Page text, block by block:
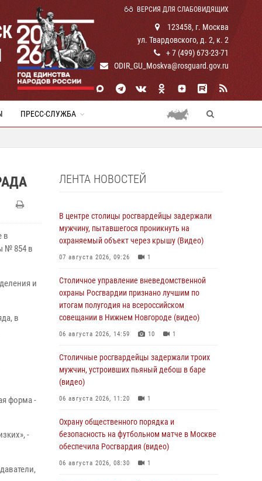
ВЕРСИЯ ДЛЯ СЛАБОВИДЯЩИХ
123458, г. Москва
ул. Твардовского, д. 2, к. 2
+ 7 (499) 673-23-71
ODIR_GU_Moskva@rosguard.gov.ru
ПРЕСС-СЛУЖБА
в
№ 854 в
и
в
форма -
-
ЛЕНТА НОВОСТЕЙ
В центре столицы росгвардейцы задержали
мужчину, пытавшегося проникнуть на
охраняемый объект через крышу (Видео)
07 августа 2026, 09:26 1
Столичное управление вневедомственной
охраны Росгвардии признано лучшим по
итогам полугодия на всероссийском
совещании в Нижнем Новгороде (видео)
06 августа 2026, 14:59 10 1
Столичные росгвардейцы задержали троих
мужчин, устроивших пьяный дебош в баре
(видео)
06 августа 2026, 11:20 1
Охрану общественного порядка и
безопасность на футбольном матче в Москве
обеспечила Росгвардия (видео)
06 августа 2026, 08:30 1